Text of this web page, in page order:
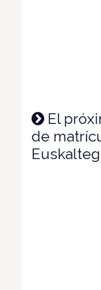
El
de